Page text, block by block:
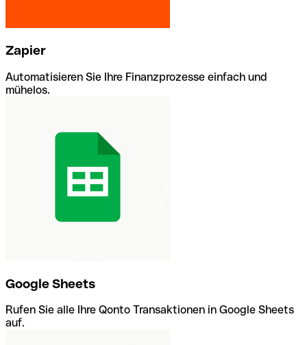
Zapier
Automatisieren Sie Ihre Finanzprozesse einfach und
mühelos.
Google Sheets
Rufen Sie alle Ihre Qonto Transaktionen in Google Sheets
auf.